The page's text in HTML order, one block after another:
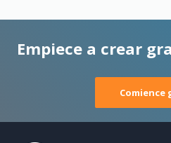
Empiece a crear
Comience